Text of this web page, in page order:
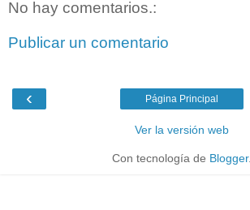
No hay comentarios.:
Publicar un comentario
‹ Página Principal
Ver la versión web
Con tecnología de Blogger.